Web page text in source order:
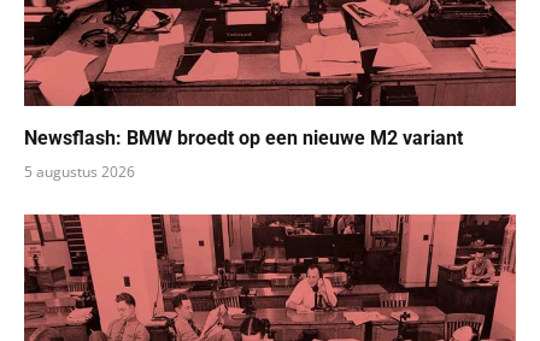
Newsflash: BMW broedt op een nieuwe M2 variant
5 augustus 2026